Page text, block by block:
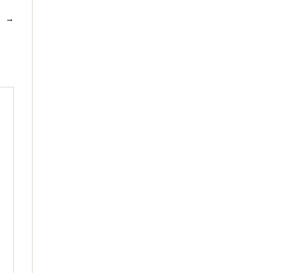
→